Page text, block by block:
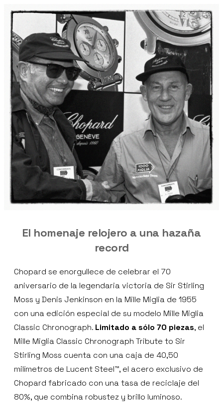
El homenaje relojero a una hazaña
record
Chopard se enorgullece de celebrar el 70
aniversario de la legendaria victoria de Sir Stirling
Moss y Denis Jenkinson en la Mille Miglia de 1955
con una edición especial de su modelo Mille Miglia
Classic Chronograph. Limitado a sólo 70 piezas, el
Mille Miglia Classic Chronograph Tribute to Sir
Stirling Moss cuenta con una caja de 40,50
milímetros de Lucent Steel™, el acero exclusivo de
Chopard fabricado con una tasa de reciclaje del
80%, que combina robustez y brillo luminoso.